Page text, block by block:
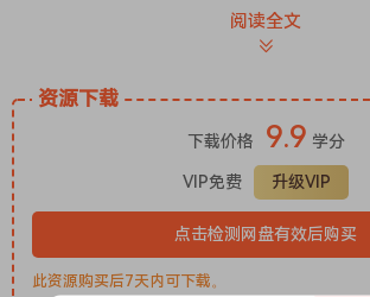
频内容。这款功能强大的音频工作站旨在加速
和音频整理 — 并提供具有原始声音的精致混
包括多轨、波形和频谱显示，可用于创建、
频内容。这款功能强大的音频工作站旨在加速
和音频整理 — 并提供具有原始声音的精致混
什么是 Audition？
了解业界最佳的音频清理、恢复和精确编辑工
客和音效设计。
录制、编辑和集成音乐剪辑。
阅读全文
资源下载
下载价格 9.9 学分
VIP免费 升级VIP
点击检测网盘有效后购买
此资源购买后7天内可下载。